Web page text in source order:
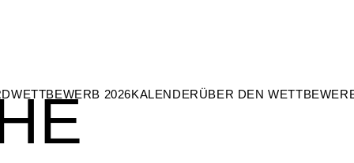
WETTBEWERB 2026KALENDERÜBER DEN